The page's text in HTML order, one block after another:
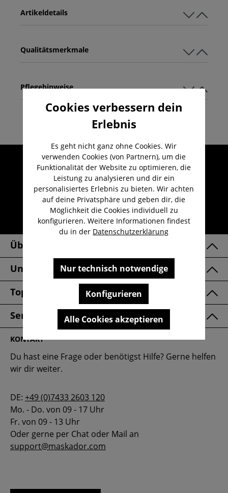
Qualitätsmerkmale
Artikeldetails
Pflegehinweise
Umfangreicher Kundenservice
Kauf auf Rechnung
Kostenloser Versand ab 29,-€
Lieferzeit 1-3 Werktage
30 Tage kostenlose Retoure
Über Uns
Unsere Marken
Top Kategorien
Service & FAQ
KONTAKT
Du hast eine Frage oder benötigst Hilfe? Gerne helfen
wir dir weiter.
DE: +49 (0)7433 2603 120
Mo. - Do. von 09 - 17 Uhr
Fr. von 09 - 13 Uhr
Oder gerne per Chat oder Mail an
support@maskador.com
Cookies verbessern dein
Erlebnis
Es geht nicht ganz ohne Cookies. Wir
verwenden Cookies (von Partnern), um die
Funktionalität der Website zu optimieren, die
Leistung zu analysieren und dir ein
personalisiertes Erlebnis zu bieten. Wir achten
auf deine Privatsphäre und geben dir, die
Möglichkeit die Cookies individuell zu
konfigurieren. Weitere Informationen findest
du in der Datenschutzerklärung
Nur technisch notwendige
Konfigurieren
Alle Cookies akzeptieren